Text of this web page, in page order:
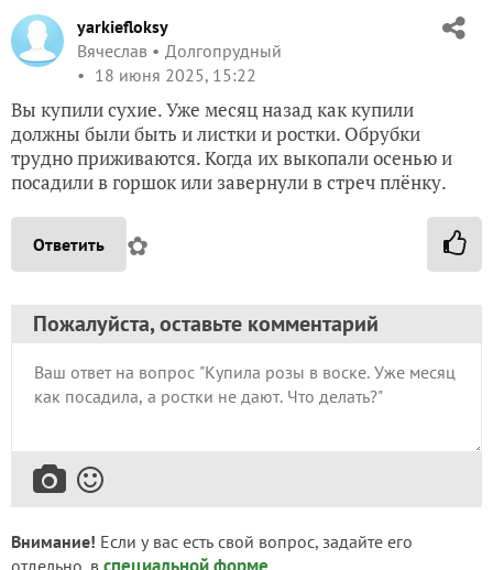
yarkiefloksy
Вячеслав
Долгопрудный
18 июня 2025, 15:22
Вы купили сухие. Уже месяц назад как купили
должны были быть и листки и ростки. Обрубки
трудно приживаются. Когда их выкопали осенью и
посадили в горшок или завернули в стреч плёнку.
Ответить ✿
Пожалуйста, оставьте комментарий
Внимание! Если у вас есть свой вопрос, задайте его
отдельно, в